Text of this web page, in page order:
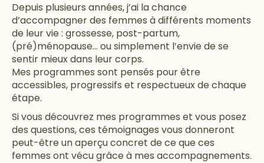
Depuis plusieurs années, j’ai la chance
d’accompagner des femmes à différents moments
de leur vie : grossesse, post-partum,
(pré)ménopause… ou simplement l’envie de se
sentir mieux dans leur corps.
Mes programmes sont pensés pour être
accessibles, progressifs et respectueux de chaque
étape.
Si vous découvrez mes programmes et vous posez
des questions, ces témoignages vous donneront
peut-être un aperçu concret de ce que ces
femmes ont vécu grâce à mes accompagnements.